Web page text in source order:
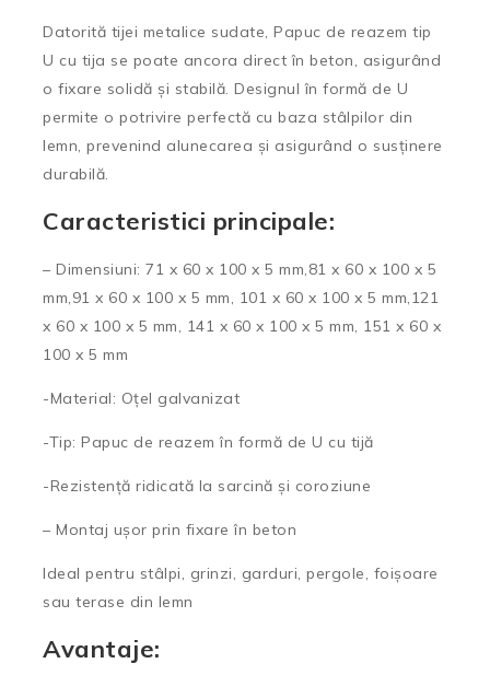
Datorită tijei metalice sudate, Papuc de reazem tip
U cu tija se poate ancora direct în beton, asigurând
o fixare solidă și stabilă. Designul în formă de U
permite o potrivire perfectă cu baza stâlpilor din
lemn, prevenind alunecarea și asigurând o susținere
durabilă.
Caracteristici principale:
– Dimensiuni: 71 x 60 x 100 x 5 mm,81 x 60 x 100 x 5
mm,91 x 60 x 100 x 5 mm, 101 x 60 x 100 x 5 mm,121
x 60 x 100 x 5 mm, 141 x 60 x 100 x 5 mm, 151 x 60 x
100 x 5 mm
-Material: Oțel galvanizat
-Tip: Papuc de reazem în formă de U cu tijă
-Rezistență ridicată la sarcină și coroziune
– Montaj ușor prin fixare în beton
Ideal pentru stâlpi, grinzi, garduri, pergole, foișoare
sau terase din lemn
Avantaje: